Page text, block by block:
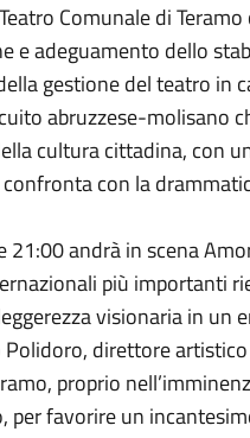
Comunale di
e adeguamento dello
gestione del teatro in
abruzzese-molisano
cultura cittadina, con
con la
21:00 andrà in scena
più importanti
visionaria in un
direttore
proprio
per favorire un